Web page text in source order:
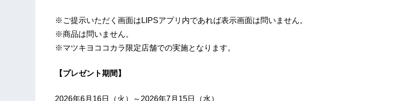
※ご提示いただく画面はLIPSアプリ内であれば表示画面は問いません。
※商品は問いません。
※マツキヨココカラ限定店舗での実施となります。
【プレゼント期間】
2026年6月16日（火）～2026年7月15日（水）